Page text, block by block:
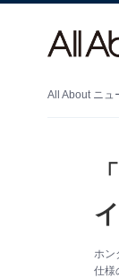
All About ニュ
ホン
仕様